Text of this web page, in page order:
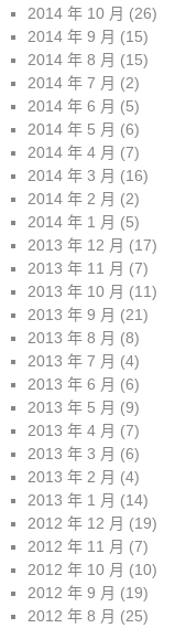
2014 年 10 月 (26)
2014 年 9 月 (15)
2014 年 8 月 (15)
2014 年 7 月 (2)
2014 年 6 月 (5)
2014 年 5 月 (6)
2014 年 4 月 (7)
2014 年 3 月 (16)
2014 年 2 月 (2)
2014 年 1 月 (5)
2013 年 12 月 (17)
2013 年 11 月 (7)
2013 年 10 月 (11)
2013 年 9 月 (21)
2013 年 8 月 (8)
2013 年 7 月 (4)
2013 年 6 月 (6)
2013 年 5 月 (9)
2013 年 4 月 (7)
2013 年 3 月 (6)
2013 年 2 月 (4)
2013 年 1 月 (14)
2012 年 12 月 (19)
2012 年 11 月 (7)
2012 年 10 月 (10)
2012 年 9 月 (19)
2012 年 8 月 (25)